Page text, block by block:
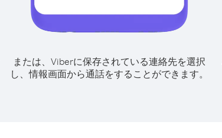
または、Viberに保存されている連絡先を選択
し、情報画面から通話をすることができます。